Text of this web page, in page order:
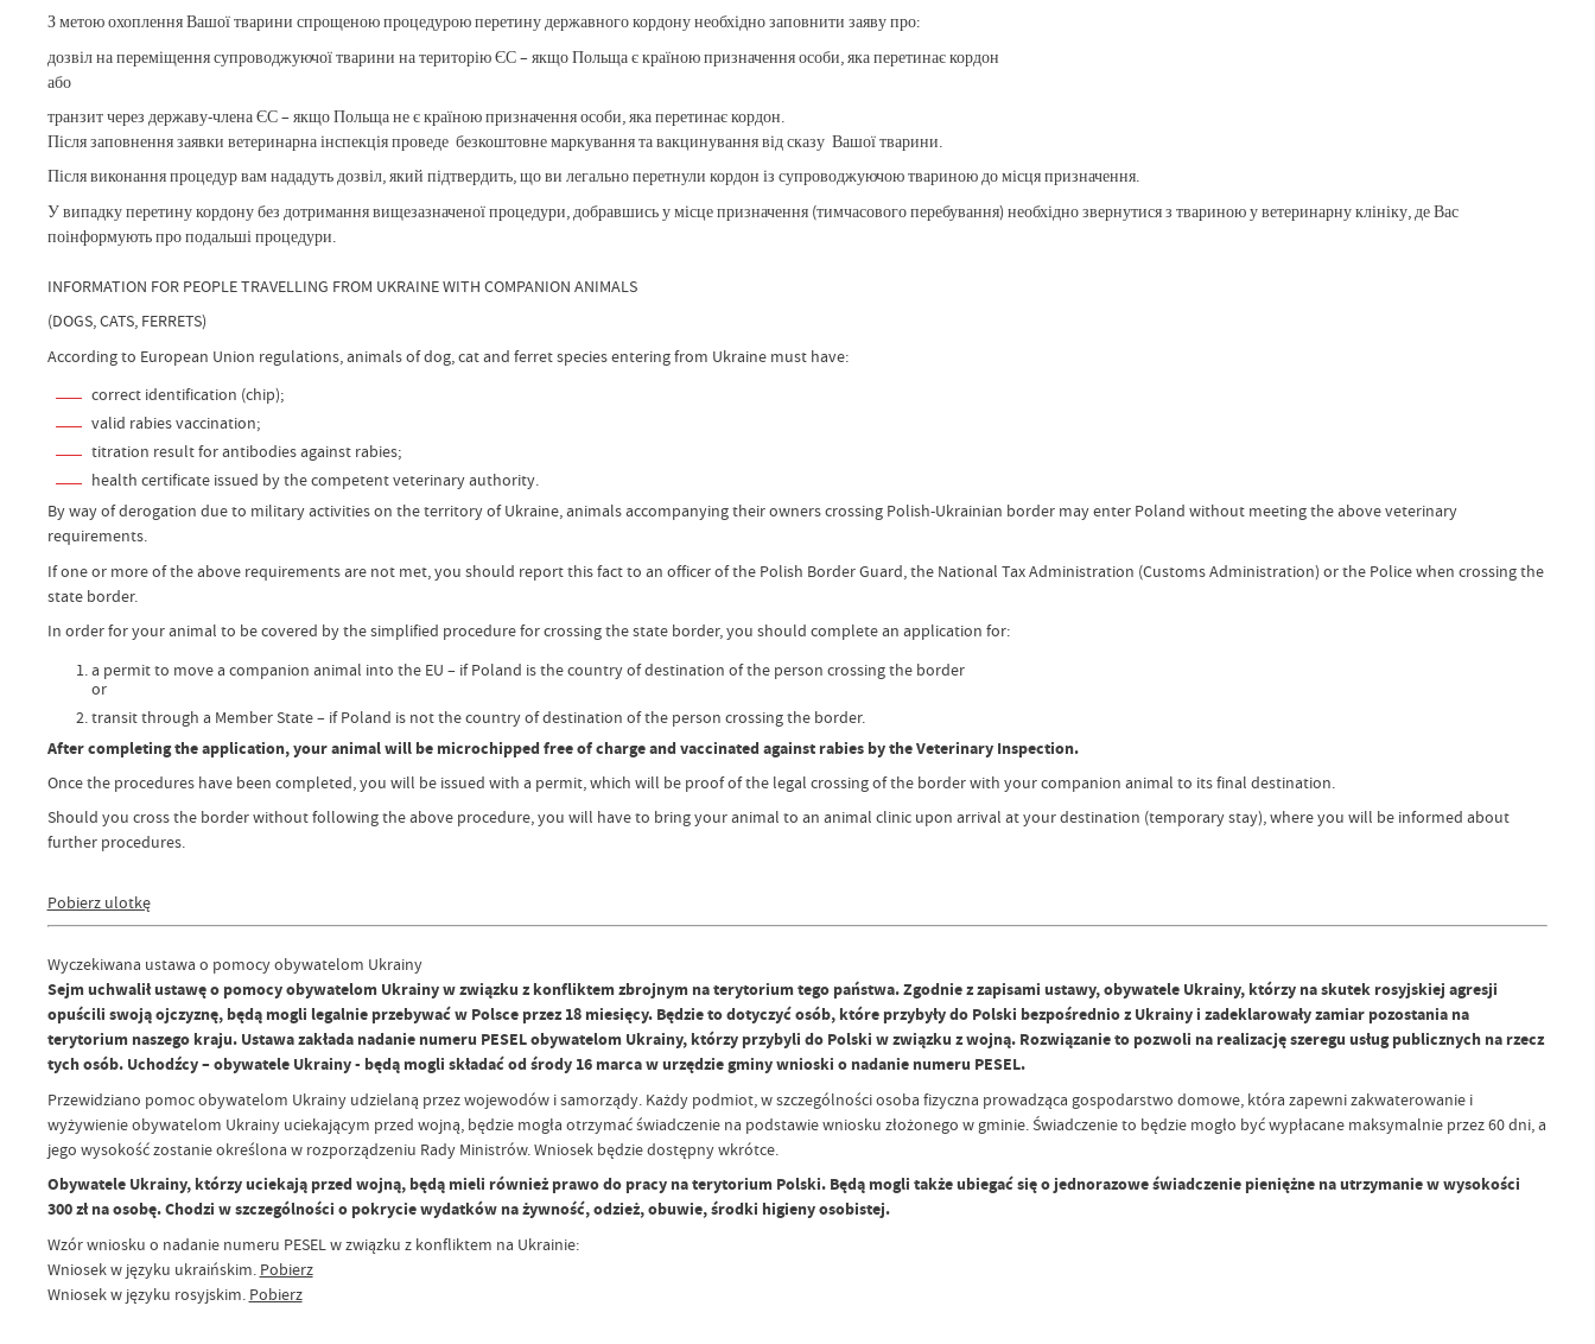
З метою охоплення Вашої тварини спрощеною процедурою перетину державного кордону необхідно заповнити заяву про:
дозвіл на переміщення супроводжуючої тварини на територію ЄС – якщо Польща є країною призначення особи, яка перетинає кордон
або
транзит через державу-члена ЄС – якщо Польща не є країною призначення особи, яка перетинає кордон.
Після заповнення заявки ветеринарна інспекція проведе безкоштовне маркування та вакцинування від сказу Вашої тварини.
Після виконання процедур вам нададуть дозвіл, який підтвердить, що ви легально перетнули кордон із супроводжуючою твариною до місця призначення.
У випадку перетину кордону без дотримання вищезазначеної процедури, добравшись у місце призначення (тимчасового перебування) необхідно звернутися з твариною у ветеринарну клініку, де Вас
поінформують про подальші процедури.
INFORMATION FOR PEOPLE TRAVELLING FROM UKRAINE WITH COMPANION ANIMALS
(DOGS, CATS, FERRETS)
According to European Union regulations, animals of dog, cat and ferret species entering from Ukraine must have:
correct identification (chip);
valid rabies vaccination;
titration result for antibodies against rabies;
health certificate issued by the competent veterinary authority.
By way of derogation due to military activities on the territory of Ukraine, animals accompanying their owners crossing Polish-Ukrainian border may enter Poland without meeting the above veterinary
requirements.
If one or more of the above requirements are not met, you should report this fact to an officer of the Polish Border Guard, the National Tax Administration (Customs Administration) or the Police when crossing the
state border.
In order for your animal to be covered by the simplified procedure for crossing the state border, you should complete an application for:
a permit to move a companion animal into the EU – if Poland is the country of destination of the person crossing the border
or
transit through a Member State – if Poland is not the country of destination of the person crossing the border.
After completing the application, your animal will be microchipped free of charge and vaccinated against rabies by the Veterinary Inspection.
Once the procedures have been completed, you will be issued with a permit, which will be proof of the legal crossing of the border with your companion animal to its final destination.
Should you cross the border without following the above procedure, you will have to bring your animal to an animal clinic upon arrival at your destination (temporary stay), where you will be informed about
further procedures.
Pobierz ulotkę
Wyczekiwana ustawa o pomocy obywatelom Ukrainy
Sejm uchwalił ustawę o pomocy obywatelom Ukrainy w związku z konfliktem zbrojnym na terytorium tego państwa. Zgodnie z zapisami ustawy, obywatele Ukrainy, którzy na skutek rosyjskiej agresji
opuścili swoją ojczyznę, będą mogli legalnie przebywać w Polsce przez 18 miesięcy. Będzie to dotyczyć osób, które przybyły do Polski bezpośrednio z Ukrainy i zadeklarowały zamiar pozostania na
terytorium naszego kraju. Ustawa zakłada nadanie numeru PESEL obywatelom Ukrainy, którzy przybyli do Polski w związku z wojną. Rozwiązanie to pozwoli na realizację szeregu usług publicznych na rzecz
tych osób. Uchodźcy – obywatele Ukrainy - będą mogli składać od środy 16 marca w urzędzie gminy wnioski o nadanie numeru PESEL.
Przewidziano pomoc obywatelom Ukrainy udzielaną przez wojewodów i samorządy. Każdy podmiot, w szczególności osoba fizyczna prowadząca gospodarstwo domowe, która zapewni zakwaterowanie i
wyżywienie obywatelom Ukrainy uciekającym przed wojną, będzie mogła otrzymać świadczenie na podstawie wniosku złożonego w gminie. Świadczenie to będzie mogło być wypłacane maksymalnie przez 60 dni, a
jego wysokość zostanie określona w rozporządzeniu Rady Ministrów. Wniosek będzie dostępny wkrótce.
Obywatele Ukrainy, którzy uciekają przed wojną, będą mieli również prawo do pracy na terytorium Polski. Będą mogli także ubiegać się o jednorazowe świadczenie pieniężne na utrzymanie w wysokości
300 zł na osobę. Chodzi w szczególności o pokrycie wydatków na żywność, odzież, obuwie, środki higieny osobistej.
Wzór wniosku o nadanie numeru PESEL w związku z konfliktem na Ukrainie:
Wniosek w języku ukraińskim. Pobierz
Wniosek w języku rosyjskim. Pobierz